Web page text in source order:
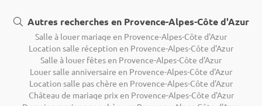
Autres recherches en Provence-Alpes-Côte d'Azur
Salle à louer mariage en Provence-Alpes-Côte d'Azur
Location salle réception en Provence-Alpes-Côte d'Azur
Salle à louer fêtes en Provence-Alpes-Côte d'Azur
Louer salle anniversaire en Provence-Alpes-Côte d'Azur
Location salle pas chère en Provence-Alpes-Côte d'Azur
Château de mariage prix en Provence-Alpes-Côte d'Azur